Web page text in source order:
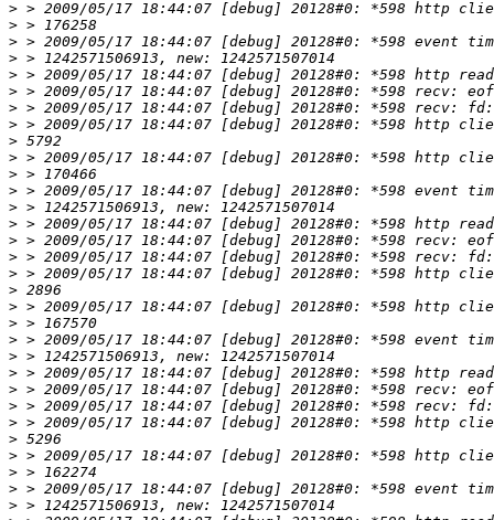
>
>
>
>
>
>
>
>
>
>
>
>
>
>
>
>
>
>
>
>
>
>
>
>
>
>
>
>
>
>
>